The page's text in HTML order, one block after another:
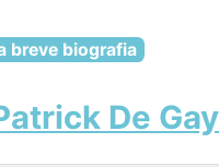
breve biografia
De